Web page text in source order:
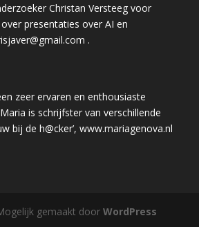
Christan Versteeg voor
presentaties over AI en
.
zeer ervaren en enthousiaste
is schrijfster van verschillende
bij de h@cker’,www.mariagenova.nl
gemaakt doorWordPress